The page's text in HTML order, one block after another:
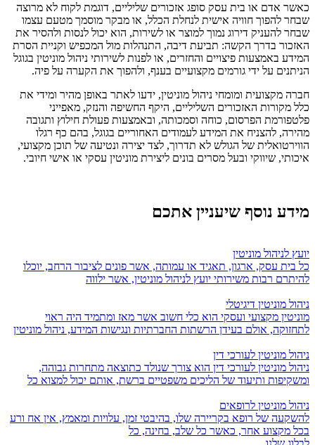
כאשר אדם או בית עסק סופג אזכורים שליליים, דוגמת לקוח לא מרוצה
שבחר להפוך חוויה אישית לנחלת הכלל, או מבקר מוסמך מטעם עצמו
שבחר להעניק דירוג נמוך למוצר או לשירות, הוא יכול לנסות ולהסיר את
האזכור בדרך הקשה: תביעת דיבה, התנהלות מול המכפיש וקניית הסרת
המידע באמצעות פיצויים והחזרים, או לפנות לשירותי ניהול מוניטין בגוגל
הניתנים על ידי גורמים מקצועיים בענף, ולהפוך את הקערה על פיה.
חברה מקצועית ומומחי ניהול מוניטין, ידעו לאתר באופן מהיר ומידי את
כלל מקורות האזכורים השליליים, היקף החשיפה והנזק, מאפייני
פלטפורמת הפרסום, כוחה וסמכותה, ובאמצעות פעולת חילוץ ותגובה
מהירה, להצניח את המידע לעמודים האחוריים בגוגל, בהם כף רגלו
הווירטואלית של הגולש לא תדרוך, לצד יצירה ונטיעה של תוכן מקצועי,
איכותי, שיווקי ובעל מסרים בונים ליצירת מוניטין עסקי או אישי חיובי.
מידע נוסף שיעניין אתכם
יועץ לניהול מוניטין
כל בית עסק, ארגון, תאגיד או עמותה, אשר פונים לציבור הרחב, יוכלו
להיתרם רבות משירותי יועץ לניהול מוניטין, אשר ילווה
ניהול מוניטין דיגיטלי
מוניטין מקצועי ועסקי הוא כלי חשוב אשר מאז ומתמיד היה ראוי
לתחזוקה, אולם בעידן הרשתות החברתיות ונגישות המידע, ניהול מוניטין
ניהול מוניטין לעורכי דין
ניהול מוניטין לעורכי דין הוא צורך שנולד כתוצאה מתחרות גבוהה,
ומשקיפות ותיעוד של הליכים משפטיים ברשת, אותם יכול למצוא כל
ניהול מוניטין לרופאים
להשקעה של רופא בקריירה שלו, בהיבטי זמן, עלויות ומאמץ, אין אח ורע
בכל מקצוע אחר, כאשר כל שלב, בחינה, כל